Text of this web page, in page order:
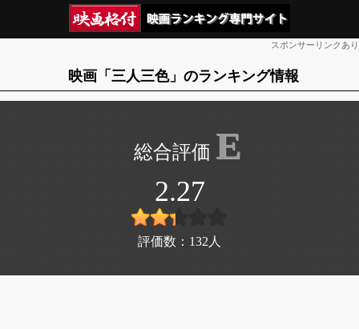
スポンサーリンクあり
映画「三人三色」のランキング情報
E
2.27
評価数： 132 人